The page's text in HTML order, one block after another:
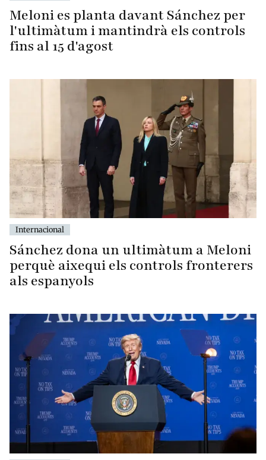
Meloni es planta davant Sánchez per
l'ultimàtum i mantindrà els controls
fins al 15 d'agost
Internacional
Sánchez dona un ultimàtum a Meloni
perquè aixequi els controls fronterers
als espanyols